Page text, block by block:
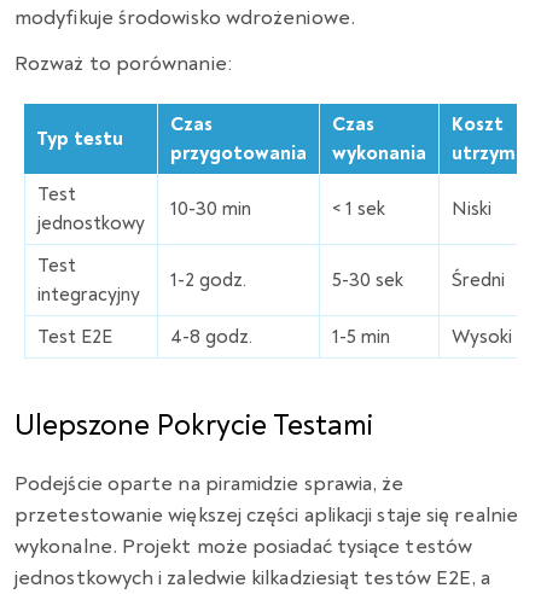
modyfikuje środowisko wdrożeniowe.
Rozważ to porównanie:
Typ testu
Czas
przygotowania
Czas
wykonania
Koszt
Test
jednostkowy
10-30 min < 1 sek Niski
Test
integracyjny
1-2 godz. 5-30 sek Średni
Test E2E 4-8 godz. 1-5 min Wysoki
Ulepszone Pokrycie Testami
Podejście oparte na piramidzie sprawia, że
przetestowanie większej części aplikacji staje się realnie
wykonalne. Projekt może posiadać tysiące testów
jednostkowych i zaledwie kilkadziesiąt testów E2E, a